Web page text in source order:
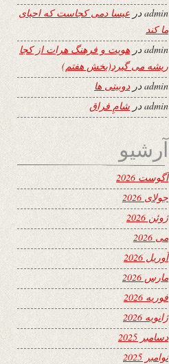
adminدر عیسا دمی کجاست که احیای
ما کند
adminدر هویت و فرهنگ هرات از کجا
ریشه می گیرد(بخش هفتم)
adminدردوبیتی ها
admin در شامِ فراق
آرشیو
آگوست 2026
جولای 2026
ژوئن 2026
می 2026
آوریل 2026
مارس 2026
فوریه 2026
ژانویه 2026
دسامبر 2025
نوامبر 2025